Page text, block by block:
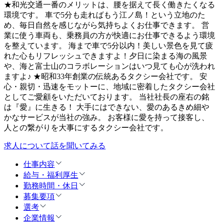
★和光交通一番のメリットは、腰を据えて長く働きたくなる
環境です。 車で5分も走ればもう江ノ島！という立地のた
め、毎日自然を感じながら気持ちよくお仕事できます。 営
業に使う車両も、乗務員の方が快適にお仕事できるよう環境
を整えています。 海まで車で5分以内！美しい景色を見て疲
れた心もリフレッシュできますよ！夕日に染まる海の風景
や、海と富士山のコラボレーションはいつ見ても心が洗われ
ますよ♪ ★昭和33年創業の伝統あるタクシー会社です。 安
心・親切・迅速をモットーに、地域に密着したタクシー会社
としてご愛顧をいただいております。 当社社長の座右の銘
は『愛』に生きる！ 大手にはできない、愛のあるきめ細や
かなサービスが当社の強み。 お客様に愛を持って接客し、
人との繋がりを大事にするタクシー会社です。
求人について話を聞いてみる
仕事内容
給与・福利厚生
勤務時間・休日
募集要項
選考
企業情報